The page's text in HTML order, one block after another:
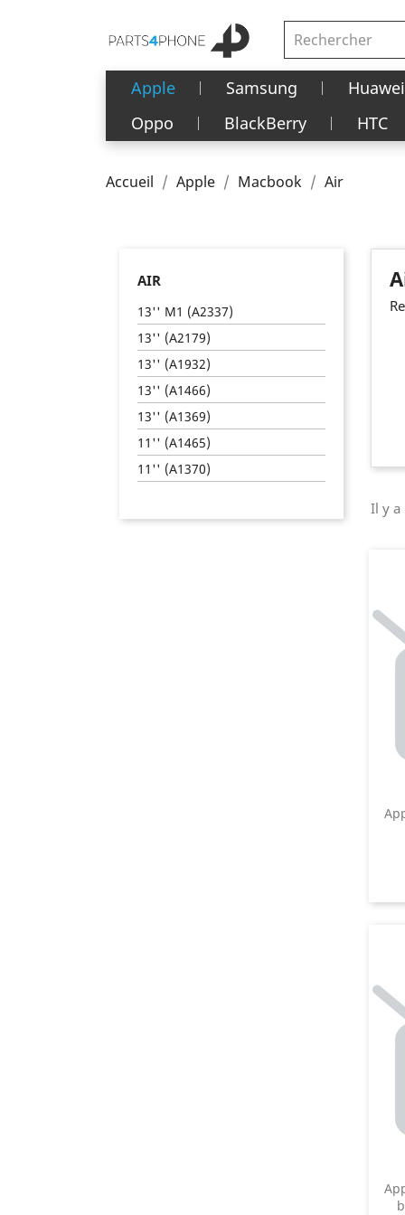
Apple Samsung
Huawei
Oppo
BlackBerry HTC
Accueil Apple Macbook Air
AIR
13'' M1 (A2337)
13'' (A2179)
13'' (A1932)
13'' (A1466)
13'' (A1369)
11'' (A1465)
11'' (A1370)
Il y a